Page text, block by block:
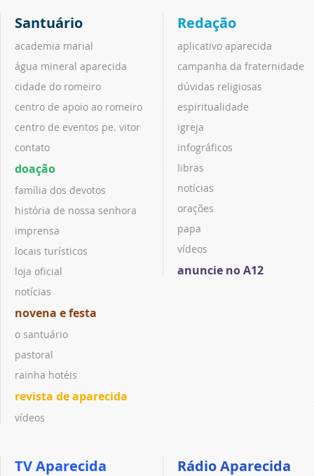
Santuário
academia marial
água mineral aparecida
cidade do romeiro
centro de apoio ao romeiro
centro de eventos pe. vitor
contato
doação
família dos devotos
história de nossa senhora
imprensa
locais turísticos
loja oficial
notícias
novena e festa
o santuário
pastoral
rainha hotéis
revista de aparecida
vídeos
Redação
aplicativo aparecida
campanha da fraternidade
dúvidas religiosas
espiritualidade
igreja
infográficos
libras
notícias
orações
papa
vídeos
anuncie no A12
TV Aparecida Rádio Aparecida